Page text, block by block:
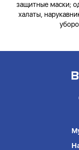
защитные маски;
халаты,